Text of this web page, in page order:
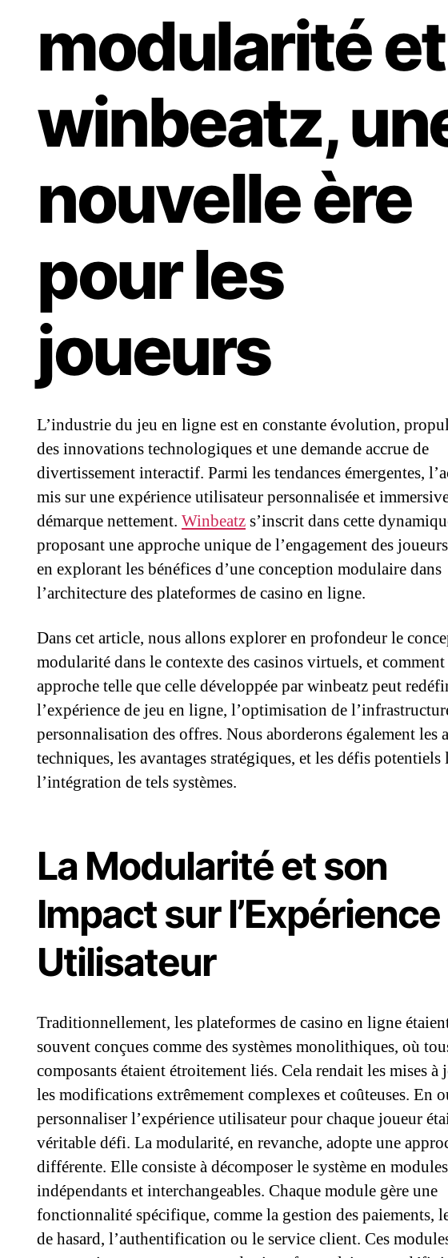
modularité et
winbeatz,
nouvelle ère
pour les
joueurs
L’industrie du jeu en ligne est en constante évolution,
des innovations technologiques et une demande accrue de
divertissement interactif. Parmi les tendances émergentes,
mis sur une expérience utilisateur personnalisée et
démarque nettement. Winbeatz s’inscrit dans cette
proposant une approche unique de l’engagement des
en explorant les bénéfices d’une conception modulaire dans
l’architecture des plateformes de casino en ligne.
Dans cet article, nous allons explorer en profondeur le
modularité dans le contexte des casinos virtuels, et
approche telle que celle développée par winbeatz peut
l’expérience de jeu en ligne, l’optimisation de
personnalisation des offres. Nous aborderons également les
techniques, les avantages stratégiques, et les défis potentiels
l’intégration de tels systèmes.
La Modularité et son
Impact sur l’Expérience
Utilisateur
Traditionnellement, les plateformes de casino en ligne
souvent conçues comme des systèmes monolithiques, où
composants étaient étroitement liés. Cela rendait les mises à
les modifications extrêmement complexes et coûteuses. En
personnaliser l’expérience utilisateur pour chaque joueur
véritable défi. La modularité, en revanche, adopte une
différente. Elle consiste à décomposer le système en modules
indépendants et interchangeables. Chaque module gère une
fonctionnalité spécifique, comme la gestion des paiements,
de hasard, l’authentification ou le service client. Ces